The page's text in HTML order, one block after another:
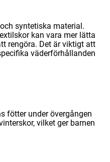
syntetiska material.
kan vara mer lätta
rengöra. Det är viktigt att
väderförhållanden
fötter under övergången
vilket ger barnen